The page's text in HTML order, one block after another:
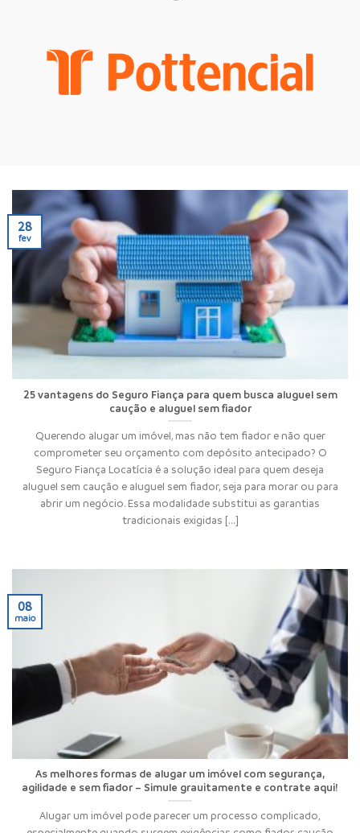
25 vantagens do Seguro Fiança para quem busca aluguel sem
caução e aluguel sem fiador
Querendo alugar um imóvel, mas não tem fiador e não quer
comprometer seu orçamento com depósito antecipado? O
Seguro Fiança Locatícia é a solução ideal para quem deseja
aluguel sem caução e aluguel sem fiador, seja para morar ou para
abrir um negócio. Essa modalidade substitui as garantias
tradicionais exigidas [...]
28
fev
As melhores formas de alugar um imóvel com segurança,
agilidade e sem fiador – Simule grauitamente e contrate aqui!
Alugar um imóvel pode parecer um processo complicado,
08
maio